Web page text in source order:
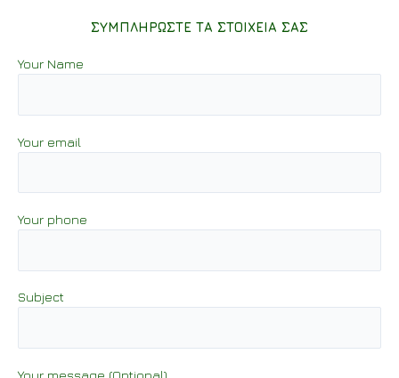
ΣΥΜΠΛΗΡΩΣΤΕ ΤΑ ΣΤΟΙΧΕΙΑ ΣΑΣ
Your Name
Your email
Your phone
Subject
Your message (Optional)